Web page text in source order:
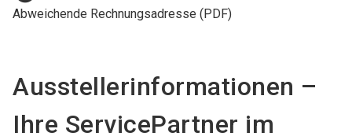
Abweichende Rechnungsadresse (PDF)
Ausstellerinformationen –
Ihre ServicePartner im